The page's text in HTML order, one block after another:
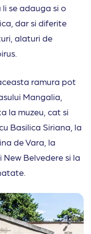
se adauga si o
dar si diferite
alaturi de
ramura pot
Mangalia,
la muzeu, cat si
Basilica Siriana, la
de Vara, la
Belvedere si la